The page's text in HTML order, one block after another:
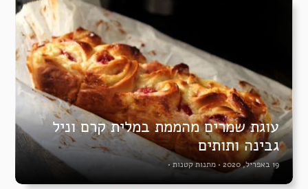
עוגת שמרים מהממת במלית קרם וניל
גבינה ותותים
19 באפריל, 2020 • מתנות קטנות•